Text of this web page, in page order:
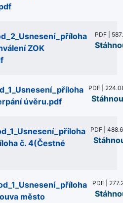
ZOK
PDF |
úvěru.pdf
PDF |
č. 4(Čestné
PDF |
město
PDF |